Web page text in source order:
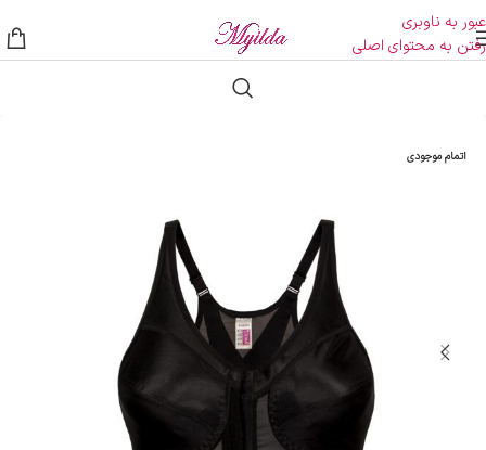
عبور به ناوبری
رفتن به محتوای اصلی
اتمام موجودی